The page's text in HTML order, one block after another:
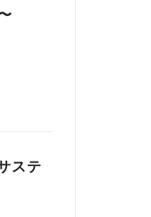
ステ